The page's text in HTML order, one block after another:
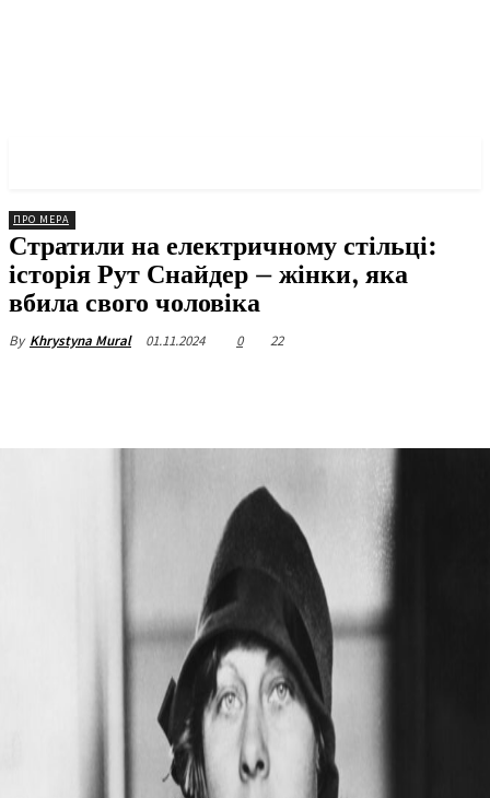
ПРО МЕРА
Стратили на електричному стільці:
історія Рут Снайдер – жінки, яка
вбила свого чоловіка
By Khrystyna Mural 01.11.2024 0 22